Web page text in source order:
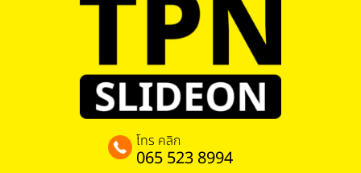
โทร คลิก
065 523 8994